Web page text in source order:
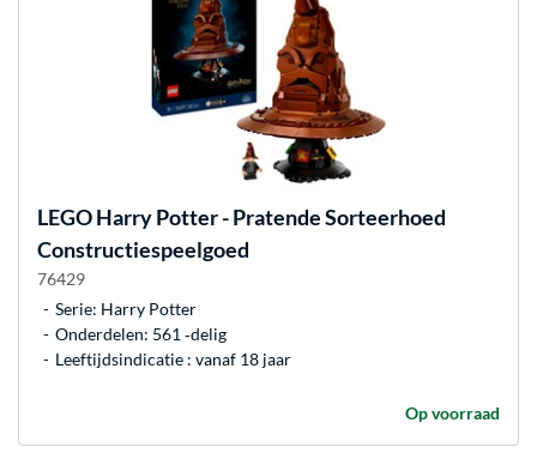
LEGOHarry Potter - Pratende Sorteerhoed
Constructiespeelgoed
76429
Serie: Harry Potter
Onderdelen: 561 ‐delig
Leeftijdsindicatie : vanaf 18 jaar
Op voorraad